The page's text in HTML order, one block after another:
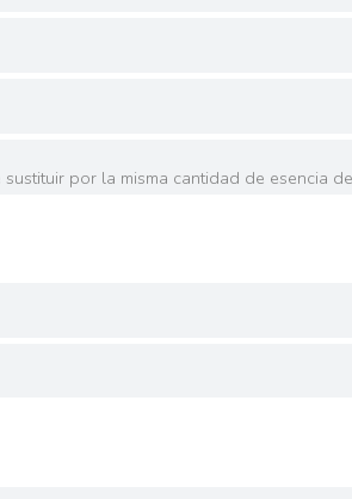
sustituir por la misma cantidad de esencia